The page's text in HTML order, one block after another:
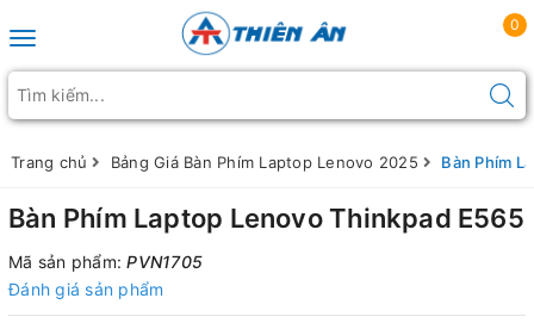
Toggle navigation
0
Trang chủ Bảng Giá Bàn Phím Laptop Lenovo 2025 Bàn Phím
Bàn Phím Laptop Lenovo Thinkpad E565
Mã sản phẩm:PVN1705
Đánh giá sản phẩm